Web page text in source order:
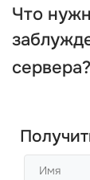
Что
сервера?